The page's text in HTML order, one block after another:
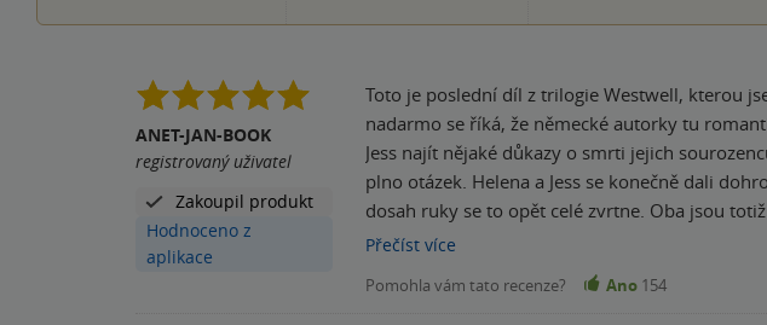
ANET-JAN-BOOK
registrovaný uživatel
Zakoupil produkt
Hodnoceno z
aplikace
Toto je poslední díl z trilogie Westwell, kterou
nadarmo se říká, že německé autorky tu romantiku napsat umí. Plynule navazujeme na předchozí
Jess najít nějaké důkazy o smrti jejich
plno otázek. Helena a Jess se konečně dali dohromady i přes veškerou nenávist obou rodin. Konečně ve chvíli, kdy mají oba štěstí na
dosah ruky se to opět celé zvrtne. Oba jsou
kdo jejich lásce nepřeje a nechce dopustit aby
tím víc se nabízí otázka zda-li je vůbec možná
Přečíst více
Pomohla vám tato recenze? Ano 154